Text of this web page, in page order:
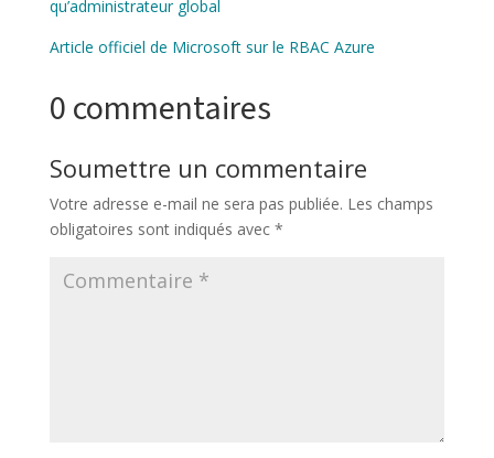
qu’administrateur global
Article officiel de Microsoft sur le RBAC Azure
0 commentaires
Soumettre un commentaire
Votre adresse e-mail ne sera pas publiée. Les champs
obligatoires sont indiqués avec *